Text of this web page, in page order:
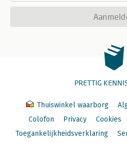
PRETTIG
Thuiswinkel waarborg
Colofon
Privacy Cookies
Toegankelijkheidsverklaring